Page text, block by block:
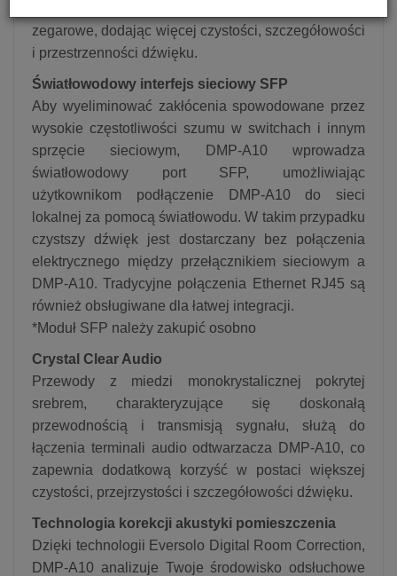
zegarowe, dodając więcej czystości, szczegółowości
i przestrzenności dźwięku.
Światłowodowy interfejs sieciowy SFP
Aby wyeliminować zakłócenia spowodowane przez
wysokie częstotliwości szumu w switchach i innym
sprzęcie sieciowym, DMP-A10 wprowadza
światłowodowy port SFP, umożliwiając
użytkownikom podłączenie DMP-A10 do sieci
lokalnej za pomocą światłowodu. W takim przypadku
czystszy dźwięk jest dostarczany bez połączenia
elektrycznego między przełącznikiem sieciowym a
DMP-A10. Tradycyjne połączenia Ethernet RJ45 są
również obsługiwane dla łatwej integracji.
*Moduł SFP należy zakupić osobno
Crystal Clear Audio
Przewody z miedzi monokrystalicznej pokrytej
srebrem, charakteryzujące się doskonałą
przewodnością i transmisją sygnału, służą do
łączenia terminali audio odtwarzacza DMP-A10, co
zapewnia dodatkową korzyść w postaci większej
czystości, przejrzystości i szczegółowości dźwięku.
Technologia korekcji akustyki pomieszczenia
Dzięki technologii Eversolo Digital Room Correction,
DMP-A10 analizuje Twoje środowisko odsłuchowe